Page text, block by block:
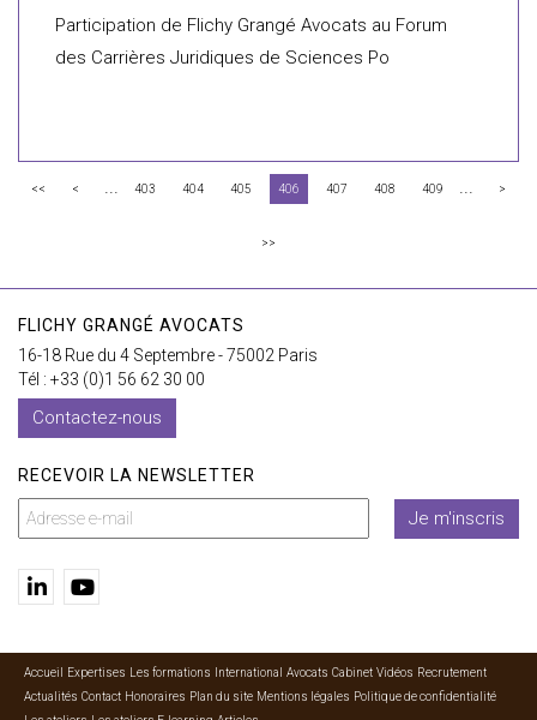
Participation de Flichy Grangé Avocats au Forum
des Carrières Juridiques de Sciences Po
<< < ... 403 404 405 406 407 408 409 ... >
>>
FLICHY GRANGÉ AVOCATS
16-18 Rue du 4 Septembre - 75002 Paris
Tél : +33 (0)1 56 62 30 00
Contactez-nous
RECEVOIR LA NEWSLETTER
Je m'inscris
Accueil Expertises Les formations International Avocats Cabinet Vidéos Recrutement
Actualités Contact Honoraires Plan du site Mentions légales Politique de confidentialité